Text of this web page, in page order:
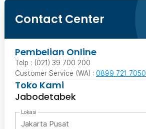
Contact Center
Pembelian Online
Telp : (021) 39 700 200
Customer Service (WA) : 0899 721 7050
Toko Kami
Jabodetabek
Lokasi
Jakarta Pusat